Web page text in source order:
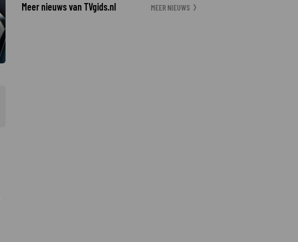
Meer nieuws van TVgids.nl MEER NIEUWS